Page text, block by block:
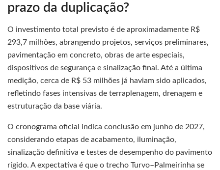
prazo da duplicação?
O investimento total previsto é de aproximadamente R$
293,7 milhões, abrangendo projetos, serviços preliminares,
pavimentação em concreto, obras de arte especiais,
dispositivos de segurança e sinalização final. Até a última
medição, cerca de R$ 53 milhões já haviam sido aplicados,
refletindo fases intensivas de terraplenagem, drenagem e
estruturação da base viária.
O cronograma oficial indica conclusão em junho de 2027,
considerando etapas de acabamento, iluminação,
sinalização definitiva e testes de desempenho do pavimento
rígido. A expectativa é que o trecho Turvo–Palmeirinha se